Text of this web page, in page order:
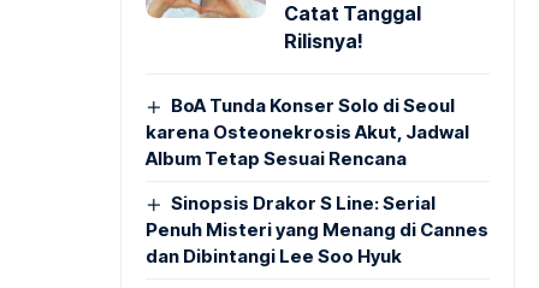
Catat Tanggal
Rilisnya!
BoA Tunda Konser Solo di Seoul
karena Osteonekrosis Akut, Jadwal
Album Tetap Sesuai Rencana
Sinopsis Drakor S Line: Serial
Penuh Misteri yang Menang di Cannes
dan Dibintangi Lee Soo Hyuk